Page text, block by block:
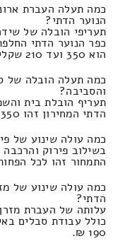
כמה תעלה העברת
הנוער הדתי?
כפר הנוער הדתי
הוא 350 ועד 210 שקלים חדשים.
כמה תעלה הובלה של
והסביבה?
תעריף הובלת בית
הדתי המחירון זהו 350 ולכל היותר 180 ש"ח.
כמה עולה שינוע של
בשילוב פירוק
התמחור זהו לכל הפחות 210
כמה עולה שינוע של
הדתי?
190 ₪.